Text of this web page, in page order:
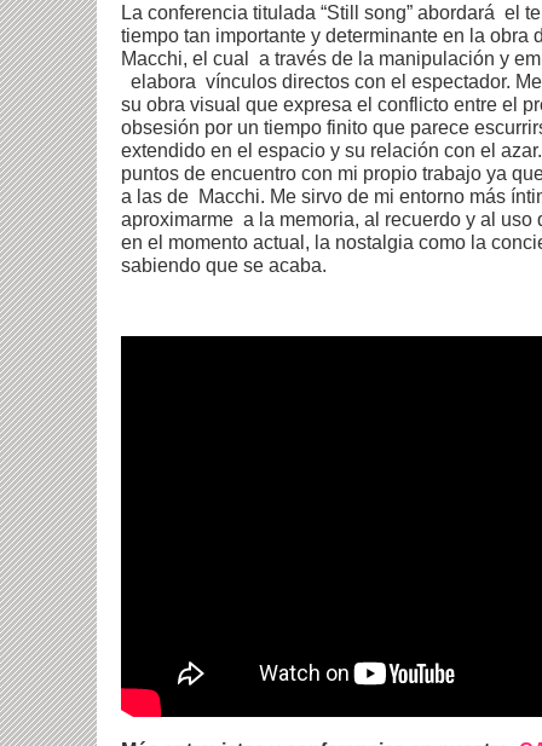
La conferencia titulada “Still song” abordará el
tiempo tan importante y determinante en la obra
Macchi, el cual a través de la manipulación y
elabora vínculos directos con el espectador.
su obra visual que expresa el conflicto entre el
obsesión por un tiempo finito que parece
extendido en el espacio y su relación con el
puntos de encuentro con mi propio trabajo ya
a las de Macchi. Me sirvo de mi entorno más
aproximarme a la memoria, al recuerdo y al uso
en el momento actual, la nostalgia como la
sabiendo que se acaba.